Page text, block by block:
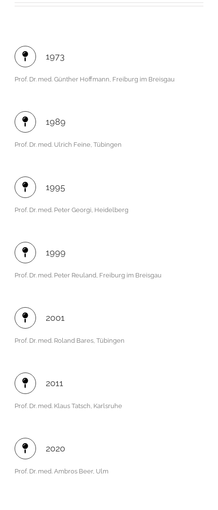
1973
Prof. Dr. med. Günther Hoffmann, Freiburg im Breisgau
1989
Prof. Dr. med. Ulrich Feine, Tübingen
1995
Prof. Dr. med. Peter Georgi, Heidelberg
1999
Prof. Dr. med. Peter Reuland, Freiburg im Breisgau
2001
Prof. Dr. med. Roland Bares, Tübingen
2011
Prof. Dr. med. Klaus Tatsch, Karlsruhe
2020
Prof. Dr. med. Ambros Beer, Ulm